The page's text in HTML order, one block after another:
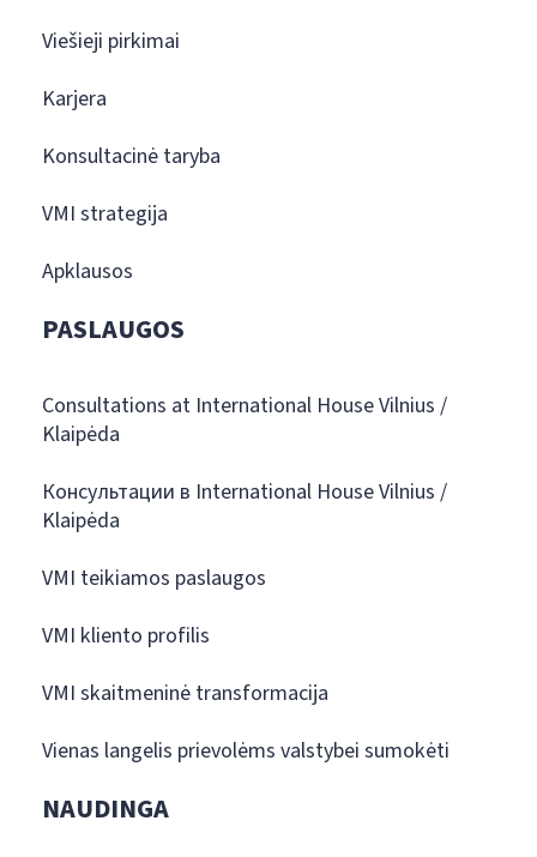
Viešieji pirkimai
Karjera
Konsultacinė taryba
VMI strategija
Apklausos
PASLAUGOS
Consultations at International House Vilnius /
Klaipėda
Консультации в International House Vilnius /
Klaipėda
VMI teikiamos paslaugos
VMI kliento profilis
VMI skaitmeninė transformacija
Vienas langelis prievolėms valstybei sumokėti
NAUDINGA